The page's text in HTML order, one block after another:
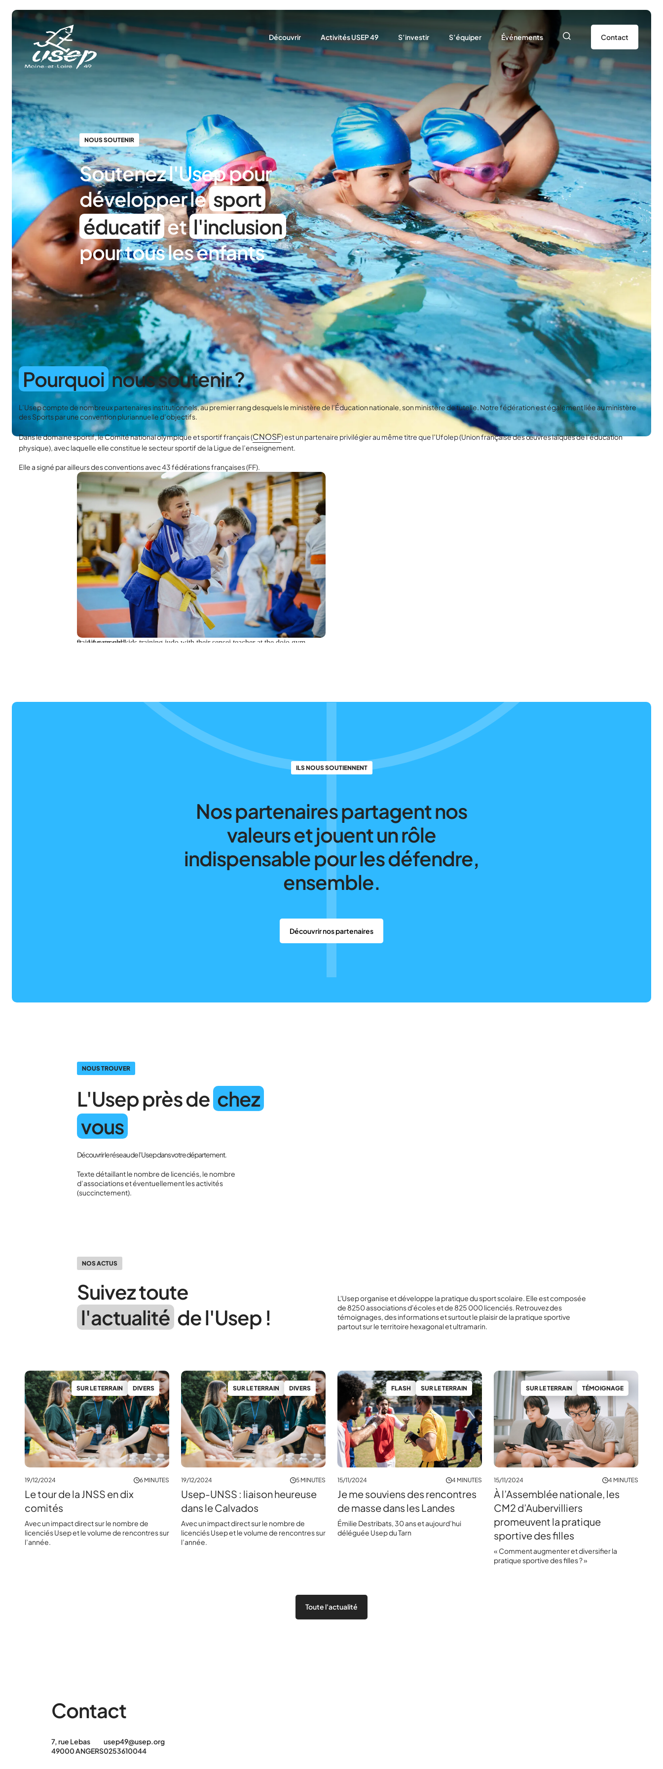
Découvrir
Notre rôle
Nos actions
Nos partenaires
Activités USEP 49
Rencontres sportives associatives USEP 49
Angers Ecole de sport USEP
S’investir
Brochure 2025/2026
Gérer mon association
S’affilier / Adhérer à l’USEP
Être bénévole
S’équiper
Nos ressources
Prêt de matériel
Événements
Agenda
Actualités
Contact
NOUS SOUTENIR
Soutenez l'Usep pour
développer lesport
éducatifet l'inclusion
pour tous les enfants
Pourquoinous soutenir ?
L’Usep compte de nombreux partenaires institutionnels, au premier rang desquels le ministère de l’Éducation nationale, son ministère de tutelle. Notre fédération est également liée au ministère
des Sports par une convention pluriannuelle d’objectifs.
Dans le domaine sportif, le Comité national olympique et sportif français (CNOSF) est un partenaire privilégier au même titre que l’Ufolep (Union française des œuvres laïques de l’éducation
physique), avec laquelle elle constitue le secteur sportif de la Ligue de l’enseignement.
Elle a signé par ailleurs des conventions avec 43 fédérations françaises (FF).
9 - 14 year old kids training judo with their sensei teacher at the dojo gym training ground.
ILS NOUS SOUTIENNENT
Nos partenaires partagent nos
valeurs et jouent un rôle
indispensable pour les défendre,
ensemble.
Découvrir nos partenaires
NOUS TROUVER
L'Usep près de chez
vous
Découvrir le réseau de l’Usep dans votre département.
Texte détaillant le nombre de licenciés, le nombre
d’associations et éventuellement les activités
(succinctement).
NOS ACTUS
Suivez toute
l'actualitéde l'Usep !
L'Usep organise et développe la pratique du sport scolaire. Elle est composée
de 8250 associations d'écoles et de 825 000 licenciés. Retrouvez des
témoignages, des informations et surtout le plaisir de la pratique sportive
partout sur le territoire hexagonal et ultramarin.
SUR LE TERRAIN DIVERS
19/12/2024 6 MINUTES
Le tour de la JNSS en dix
comités
Avec un impact direct sur le nombre de
licenciés Usep et le volume de rencontres sur
l’année.
SUR LE TERRAIN DIVERS
19/12/2024 5 MINUTES
Usep-UNSS : liaison heureuse
dans le Calvados
Avec un impact direct sur le nombre de
licenciés Usep et le volume de rencontres sur
l’année.
FLASH SUR LE TERRAIN
15/11/2024 4 MINUTES
Je me souviens des rencontres
de masse dans les Landes
​Émilie Destribats, 30 ans et aujourd’hui
déléguée Usep du Tarn
SUR LE TERRAIN TÉMOIGNAGE
15/11/2024 4 MINUTES
À l’Assemblée nationale, les
CM2 d’Aubervilliers
promeuvent la pratique
sportive des filles
« Comment augmenter et diversifier la
pratique sportive des filles ? »
Toute l'actualité
Contact
7, rue Lebas
49000 ANGERS
usep49@usep.org
0253610044